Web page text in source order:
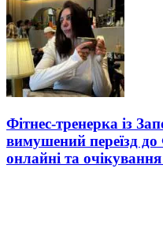
Фітнес-тренерка із
вимушений переїзд до
онлайні та